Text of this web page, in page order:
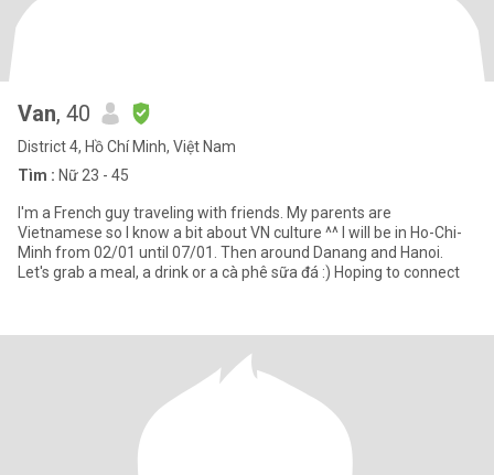
Van, 40
District 4, Hồ Chí Minh, Việt Nam
Tìm : Nữ 23 - 45
I'm a French guy traveling with friends. My parents are
Vietnamese so I know a bit about VN culture ^^ I will be in Ho-Chi-
Minh from 02/01 until 07/01. Then around Danang and Hanoi.
Let's grab a meal, a drink or a cà phê sữa đá :) Hoping to connect